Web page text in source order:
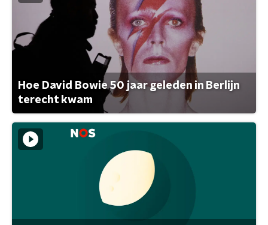
Hoe David Bowie 50 jaar geleden in Berlijn
terecht kwam